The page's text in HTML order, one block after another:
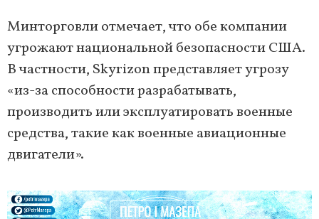
Минторговли отмечает, что обе компании
угрожают национальной безопасности США.
В частности, Skyrizon представляет угрозу
«из-за способности разрабатывать,
производить или эксплуатировать военные
средства, такие как военные авиационные
двигатели».